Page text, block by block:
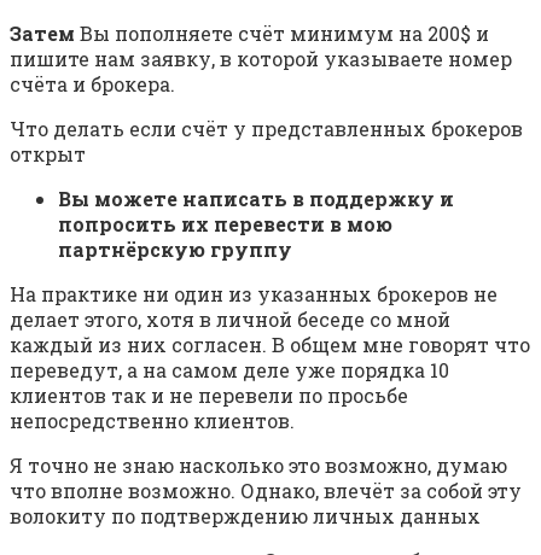
Затем Вы пополняете счёт минимум на 200$ и
пишите нам заявку, в которой указываете номер
счёта и брокера.
Что делать если счёт у представленных брокеров
открыт
Вы можете написать в поддержку и
попросить их перевести в мою
партнёрскую группу
На практике ни один из указанных брокеров не
делает этого, хотя в личной беседе со мной
каждый из них согласен. В общем мне говорят что
переведут, а на самом деле уже порядка 10
клиентов так и не перевели по просьбе
непосредственно клиентов.
Я точно не знаю насколько это возможно, думаю
что вполне возможно. Однако, влечёт за собой эту
волокиту по подтверждению личных данных